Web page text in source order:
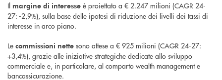
Il margine di interesse è proiettato a € 2.247 milioni (CAGR 24-
27: -2,9%), sulla base delle ipotesi di riduzione dei livelli dei tassi di
interesse in arco piano.
Le commissioni nette sono attese a € 925 milioni (CAGR 24-27:
+3,4%), grazie alle iniziative strategiche dedicate allo sviluppo
commerciale e, in particolare, al comparto wealth management e
bancassicurazione.